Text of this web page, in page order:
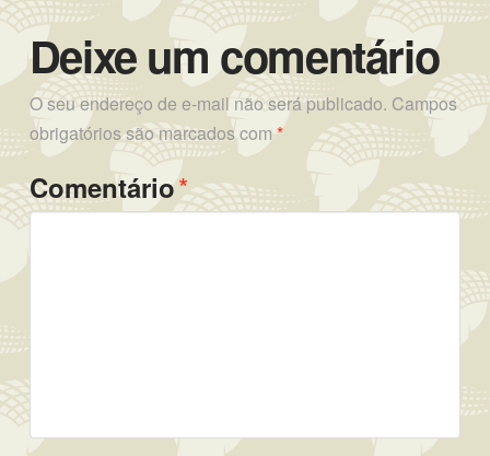
Deixe um comentário
O seu endereço de e-mail não será publicado. Campos
obrigatórios são marcados com*
Comentário*